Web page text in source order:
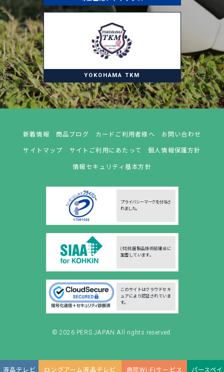
YOKOHAMA TKM
新着情報 商品ブログ カードご利用者様へ
お問い合わせ
サイトマップ
サイトご利用にあたって
個人情報保護方針
情報セキュリティ基本方針
プライバシーマークを付与さ
れました。
(社)抗菌製品技術協議会に
加盟しています。
このサイトはクラウドセキ
ュアにより認証されていま
す。
© 2026 PERS JAPANAll rights reserved.